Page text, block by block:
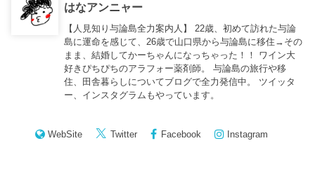
はなアンニャー
【人見知り与論島全力案内人】 22歳、初めて訪れた与論
島に運命を感じて、26歳で山口県から与論島に移住→その
まま、結婚してかーちゃんになっちゃった！！ ワイン大
好きぴちぴちのアラフォー薬剤師。 与論島の旅行や移
住、田舎暮らしについてブログで全力発信中。 ツイッタ
ー、インスタグラムもやっています。
WebSite Twitter Facebook Instagram